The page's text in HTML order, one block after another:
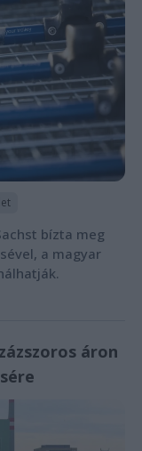
bízta meg
a magyar
áron